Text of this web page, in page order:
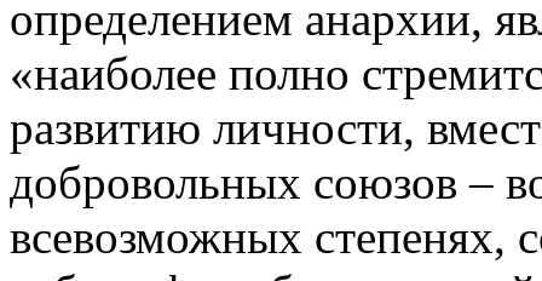
определением анархии,
«наиболее полно
развитию личности,
добровольных союзов –
всевозможных степенях,